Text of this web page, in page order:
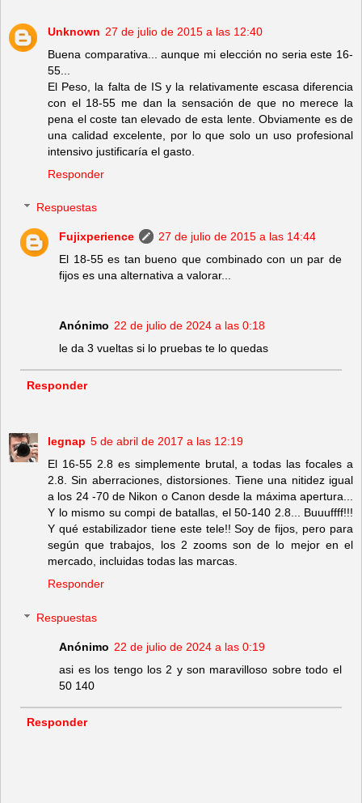
Unknown 27 de julio de 2015 a las 12:40
Buena comparativa... aunque mi elección no seria este 16-
55...
El Peso, la falta de IS y la relativamente escasa diferencia
con el 18-55 me dan la sensación de que no merece la
pena el coste tan elevado de esta lente. Obviamente es de
una calidad excelente, por lo que solo un uso profesional
intensivo justificaría el gasto.
Responder
Respuestas
Fujixperience
27 de julio de 2015 a las 14:44
El 18-55 es tan bueno que combinado con un par de
fijos es una alternativa a valorar...
Anónimo 22 de julio de 2024 a las 0:18
le da 3 vueltas si lo pruebas te lo quedas
Responder
legnap 5 de abril de 2017 a las 12:19
El 16-55 2.8 es simplemente brutal, a todas las focales a
2.8. Sin aberraciones, distorsiones. Tiene una nitidez igual
a los 24 -70 de Nikon o Canon desde la máxima apertura...
Y lo mismo su compi de batallas, el 50-140 2.8... Buuuffff!!!
Y qué estabilizador tiene este tele!! Soy de fijos, pero para
según que trabajos, los 2 zooms son de lo mejor en el
mercado, incluidas todas las marcas.
Responder
Respuestas
Anónimo 22 de julio de 2024 a las 0:19
asi es los tengo los 2 y son maravilloso sobre todo el
50 140
Responder